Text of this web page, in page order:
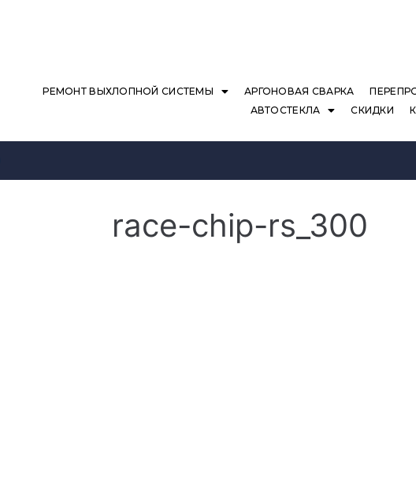
РЕМОНТ ВЫХЛОПНОЙ СИСТЕМЫ АРГОНОВАЯ СВАРКА
АВТОСТЕКЛА
СКИДКИ
race-chip-rs_300